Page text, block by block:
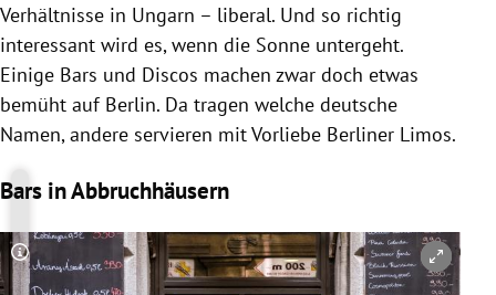
Verhältnisse in Ungarn – liberal. Und so richtig
interessant wird es, wenn die Sonne untergeht.
Einige Bars und Discos machen zwar doch etwas
bemüht auf Berlin. Da tragen welche deutsche
Namen, andere servieren mit Vorliebe Berliner Limos.
Bars in Abbruchhäusern
Copyright-Hinweis öffnen/schließen